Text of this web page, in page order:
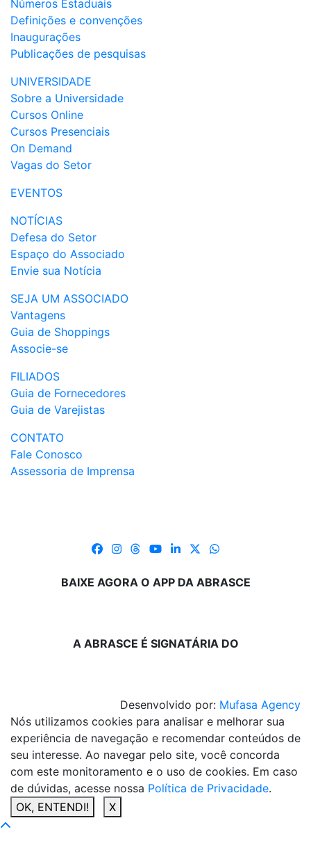
Números Estaduais
Definições e convenções
Inaugurações
Publicações de pesquisas
UNIVERSIDADE
Sobre a Universidade
Cursos Online
Cursos Presenciais
On Demand
Vagas do Setor
EVENTOS
NOTÍCIAS
Defesa do Setor
Espaço do Associado
Envie sua Notícia
SEJA UM ASSOCIADO
Vantagens
Guia de Shoppings
Associe-se
FILIADOS
Guia de Fornecedores
Guia de Varejistas
CONTATO
Fale Conosco
Assessoria de Imprensa
BAIXE AGORA O APP DA ABRASCE
A ABRASCE É SIGNATÁRIA DO
Desenvolvido por: Mufasa Agency
Nós utilizamos cookies para analisar e melhorar sua
experiência de navegação e recomendar conteúdos de
seu interesse. Ao navegar pelo site, você concorda
com este monitoramento e o uso de cookies. Em caso
de dúvidas, acesse nossa Política de Privacidade.
OK, ENTENDI!
X